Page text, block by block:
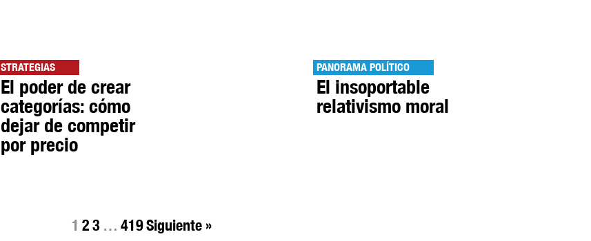
STRATEGIAS
El poder de crear
categorías: cómo
dejar de competir
por precio
PANORAMA POLÍTICO
El insoportable
relativismo moral
1 23 … 419Siguiente »